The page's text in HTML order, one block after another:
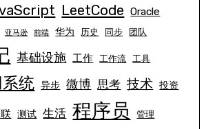
LeetCode Oracle
亚马逊 前端 华为 历史 同步 团队
基础设施 工作 工作流 工具
统 异步 微博 思考 技术 投资
测试 生活 程序员 管理